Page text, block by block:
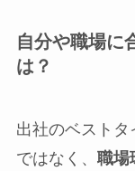
自分や職場に
は？
出社のベスト
ではなく、 職場